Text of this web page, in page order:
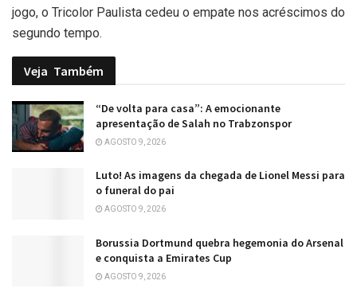
jogo, o Tricolor Paulista cedeu o empate nos acréscimos do
segundo tempo.
Veja Também
“De volta para casa”: A emocionante
apresentação de Salah no Trabzonspor
AGOSTO 9, 2026
Luto! As imagens da chegada de Lionel Messi para
o funeral do pai
AGOSTO 9, 2026
Borussia Dortmund quebra hegemonia do Arsenal
e conquista a Emirates Cup
AGOSTO 9, 2026